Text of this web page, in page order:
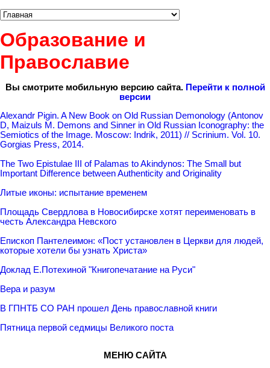
Образование и
Православие
Вы смотрите мобильную версию сайта. Перейти к полной
версии
Alexandr Pigin. A New Book on Old Russian Demonology (Antonov
D, Maizuls M. Demons and Sinner in Old Russian Iconography: the
Semiotics of the Image. Moscow: Indrik, 2011) // Scrinium. Vol. 10.
Gorgias Press, 2014.
The Two Epistulae III of Palamas to Akindynos: The Small but
Important Difference between Authenticity and Originality
Литые иконы: испытание временем
Площадь Свердлова в Новосибирске хотят переименовать в
честь Александра Невского
Епископ Пантелеимон: «Пост установлен в Церкви для людей,
которые хотели бы узнать Христа»
Доклад Е.Потехиной "Книгопечатание на Руси"
Вера и разум
В ГПНТБ СО РАН прошел День православной книги
Пятница первой седмицы Великого поста
МЕНЮ САЙТА